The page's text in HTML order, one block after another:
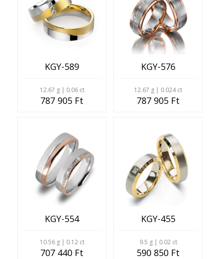
KGY-589
12.67 g | 0.06 ct
787 905 Ft
KGY-576
12.67 g | 0.024 ct
787 905 Ft
KGY-554
10.56 g | 0.12 ct
707 440 Ft
KGY-455
9.5 g | 0.02 ct
590 850 Ft